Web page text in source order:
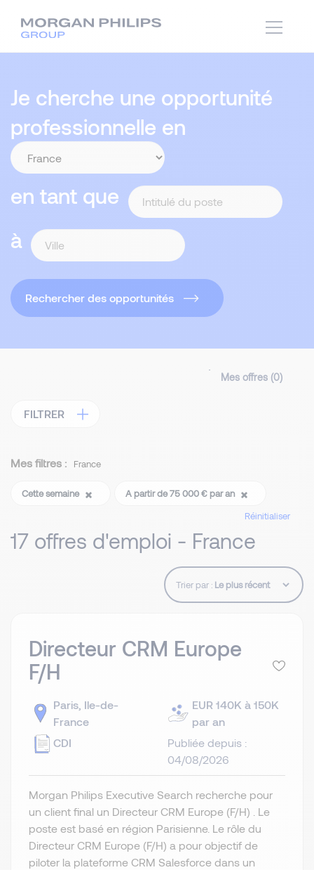
Je cherche une opportunité
professionnelle en
en tant que
à
Rechercher des opportunités
Mes offres (0)
FILTRER
Mes filtres : France
Cette semaine
A partir de 75 000 € par an
Réinitialiser
17 offres d'emploi - France
Trier par :
Directeur CRM Europe
F/H
Paris, Ile-de-
France
CDI
EUR 140K à 150K
par an
Publiée depuis :
04/08/2026
Morgan Philips Executive Search recherche pour
un client final un Directeur CRM Europe (F/H) . Le
poste est basé en région Parisienne. Le rôle du
Directeur CRM Europe (F/H) a pour objectif de
piloter la plateforme CRM Salesforce dans un